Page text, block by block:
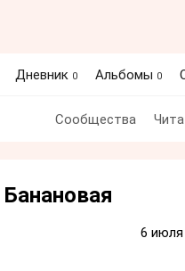
Дневник 0 Альбомы 0
Сообщества
6 июля